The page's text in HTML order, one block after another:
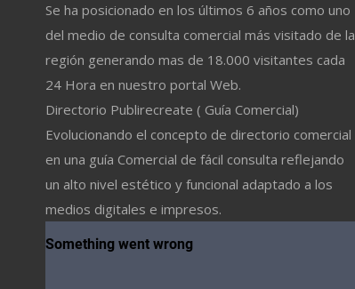
Se ha posicionado en los últimos 6 años como uno
del medio de consulta comercial más visitado de la
región generando mas de 18.000 visitantes cada
24 Hora en nuestro portal Web.
Directorio Publirecreate ( Guía Comercial)
Evolucionando el concepto de directorio comercial
en una guía Comercial de fácil consulta reflejando
un alto nivel estético y funcional adaptado a los
medios digitales e impresos.